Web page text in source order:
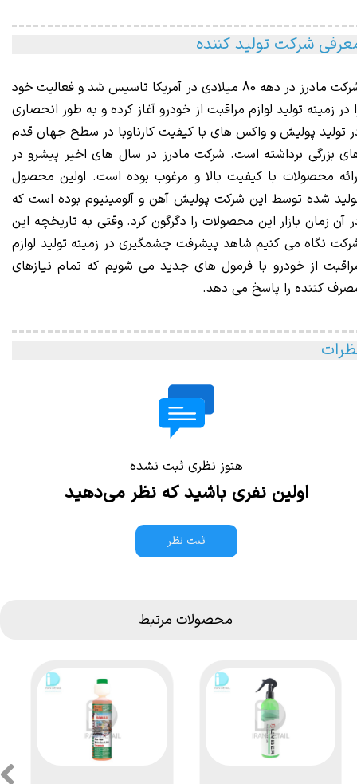
شرکت تولید کننده
مادرز
در دهه 80 میلادی در آمریکا تاسیس شد و فعالیت خود
در زمینه تولید لوازم مراقبت از خودرو آغاز کرده و به طور انحصاری
تولید پولیش و واکس های با کیفیت کارناوبا در سطح جهان قدم
بزرگی برداشته است. شرکت مادرز در سال های اخیر پیشرو در
محصولات با کیفیت بالا و مرغوب بوده است. اولین محصول
شده توسط این شرکت پولیش آهن و آلومینیوم بوده است که
آن زمان بازار این محصولات را دگرگون کرد. وقتی به تاریخچه این
نگاه می کنیم شاهد پیشرفت چشمگیری در زمینه تولید لوازم
از خودرو با فرمول های جدید می شویم که تمام نیازهای
کننده را پاسخ می دهد.
هنوز نظری ثبت نشده
اولین نفری باشید که نظر می‌دهید
ثبت نظر
محصولات مرتبط